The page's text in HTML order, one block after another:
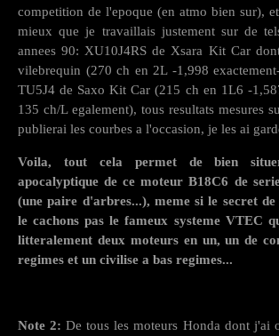
competition de l'epoque (en atmo bien sur),
mieux que je travaillais justement sur de
annees 90: XU10J4RS de Xsara Kit Car
vilebrequin (270 ch en 2L -1,998
TU5J4 de Saxo Kit Car (215 ch en 1L6 -
135 ch/L egalement), tous resultats mesures
publierai les courbes a l'occasion, je les ai
Voila, tout cela permet de bien
apocalyptique de ce moteur B18C6 de
(une paire d'arbres...), meme si le secret
le cachons pas le fameux systeme VTEC
litteralement deux moteurs en un, un de
regimes et un civilise a bas regimes...
Note 2:De tous les moteurs Honda dont j'ai